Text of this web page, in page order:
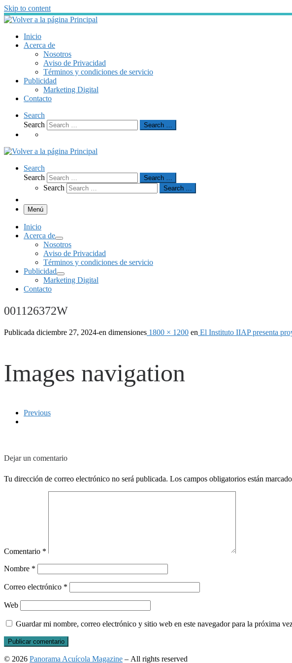
Skip to content
Inicio
Acerca de
Nosotros
Aviso de Privacidad
Términos y condiciones de servicio
Publicidad
Marketing Digital
Contacto
Search
Search
Search …
Search
Search
Search …
Search Search …
Menú
Inicio
Acerca de
Nosotros
Aviso de Privacidad
Términos y condiciones de servicio
Publicidad
Marketing Digital
Contacto
001126372W
Publicada diciembre 27, 2024-en dimensiones 1800 × 1200 en El Instituto IIAP presenta
Images navigation
Previous
Dejar un comentario
Tu dirección de correo electrónico no será publicada. Los campos obligatorios están
Comentario *
Nombre *
Correo electrónico *
Web
Guardar mi nombre, correo electrónico y sitio web en este navegador para la próxima
© 2026 Panorama Acuícola Magazine – All rights reserved